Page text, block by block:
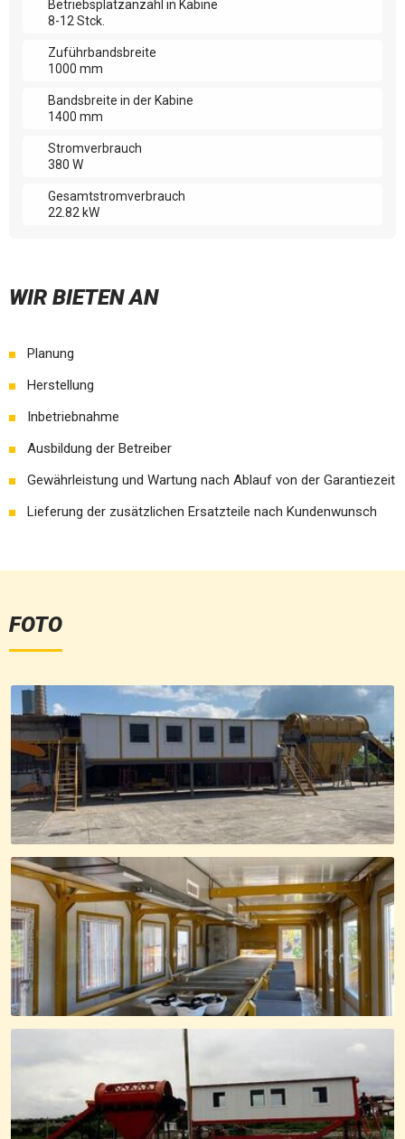
Betriebsplatzanzahl in Kabine
8-12 Stck.
Zuführbandsbreite
1000 mm
Bandsbreite in der Kabine
1400 mm
Stromverbrauch
380 W
Gesamtstromverbrauch
22.82 kW
WIR BIETEN AN
Planung
Herstellung
Inbetriebnahme
Ausbildung der Betreiber
Gewährleistung und Wartung nach Ablauf von der Garantiezeit
Lieferung der zusätzlichen Ersatzteile nach Kundenwunsch
FOTO